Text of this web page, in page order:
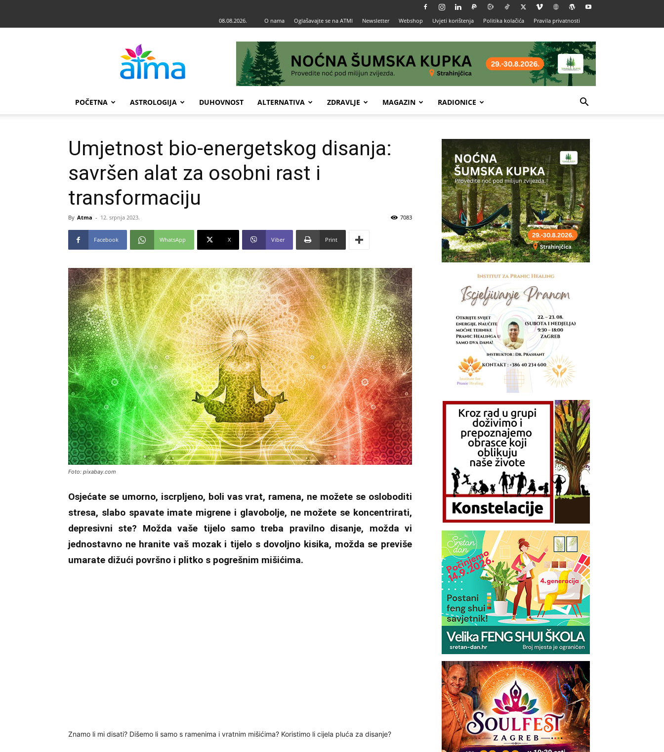
08.08.2026. O nama Oglašavajte se na ATMI Newsletter Webshop Uvjeti korištenja Politika kolačića Pravila privatnosti
POČETNA ASTROLOGIJA DUHOVNOST ALTERNATIVA ZDRAVLJE MAGAZIN RADIONICE
Umjetnost bio-energetskog disanja:
savršen alat za osobni rast i
transformaciju
By Atma - 12. srpnja 2023. 7083
Facebook WhatsApp X Viber Print
Foto: pixabay.com
Osjećate se umorno, iscrpljeno, boli vas vrat, ramena, ne možete se osloboditi
stresa, slabo spavate imate migrene i glavobolje, ne možete se koncentrirati,
depresivni ste? Možda vaše tijelo samo treba pravilno disanje, možda vi
jednostavno ne hranite vaš mozak i tijelo s dovoljno kisika, možda se previše
umarate dižući površno i plitko s pogrešnim mišićima.
Znamo li mi disati? Dišemo li samo s ramenima i vratnim mišićima? Koristimo li cijela pluća za disanje?